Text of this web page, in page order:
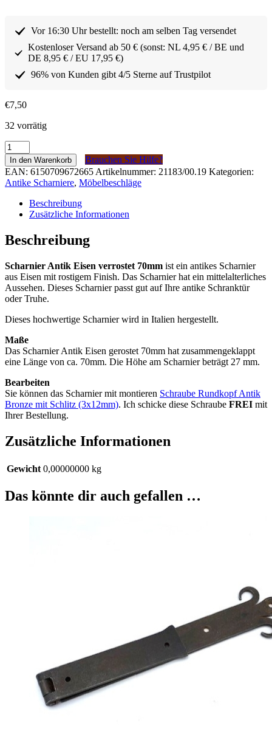
Vor 16:30 Uhr bestellt: noch am selben Tag versendet
Kostenloser Versand ab 50 € (sonst: NL 4,95 € / BE und
DE 8,95 € / EU 17,95 €)
96% von Kunden gibt 4/5 Sterne auf Trustpilot
€7,50
32 vorrätig
Scharnier
Antiek
IJzer
geroest
70mm
Menge
In den Warenkorb
Brauchen Sie Hilfe?
EAN: 6150709672665 Artikelnummer: 21183/00.19 Kategorien:
Antike Scharniere, Möbelbeschläge
Beschreibung
Zusätzliche Informationen
Beschreibung
Scharnier Antik Eisen verrostet 70mm ist ein antikes Scharnier
aus Eisen mit rostigem Finish. Das Scharnier hat ein mittelalterliches
Aussehen. Dieses Scharnier passt gut auf Ihre antike Schranktür
oder Truhe.
Dieses hochwertige Scharnier wird in Italien hergestellt.
Maße
Das Scharnier Antik Eisen gerostet 70mm hat zusammengeklappt
eine Länge von ca. 70mm. Die Höhe am Scharnier beträgt 27 mm.
Bearbeiten
Sie können das Scharnier mit montieren Schraube Rundkopf Antik
Bronze mit Schlitz (3x12mm). Ich schicke diese Schraube FREI mit
Ihrer Bestellung.
Zusätzliche Informationen
Gewicht 0,00000000 kg
Das könnte dir auch gefallen …